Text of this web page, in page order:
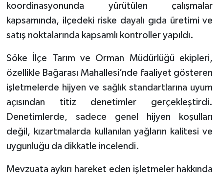
koordinasyonunda yürütülen çalışmalar
kapsamında, ilçedeki riske dayalı gıda üretimi ve
satış noktalarında kapsamlı kontroller yapıldı.
Söke İlçe Tarım ve Orman Müdürlüğü ekipleri,
özellikle Bağarası Mahallesi’nde faaliyet gösteren
işletmelerde hijyen ve sağlık standartlarına uyum
açısından titiz denetimler gerçekleştirdi.
Denetimlerde, sadece genel hijyen koşulları
değil, kızartmalarda kullanılan yağların kalitesi ve
uygunluğu da dikkatle incelendi.
Mevzuata aykırı hareket eden işletmeler hakkında